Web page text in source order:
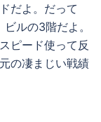
だよ。だって
ルの3階だよ。
ピード使って反
の凄まじい戦績